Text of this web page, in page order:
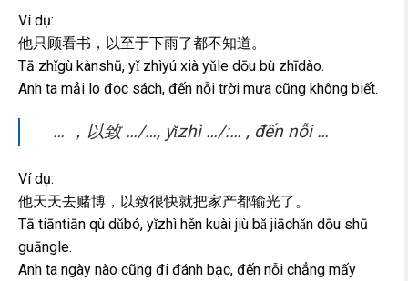
Ví dụ:
他只顾看书，以至于下雨了都不知道。
Tā zhǐgù kànshū, yǐ zhìyú xià yǔle dōu bù zhīdào.
Anh ta mải lo đọc sách, đến nỗi trời mưa cũng không biết.
… ，以致 …/…, yǐzhì …/:… , đến nỗi …
Ví dụ:
他天天去赌博，以致很快就把家产都输光了。
Tā tiāntiān qù dǔbó, yǐzhì hěn kuài jiù bǎ jiāchǎn dōu shū
guāngle.
Anh ta ngày nào cũng đi đánh bạc, đến nỗi chẳng mấy